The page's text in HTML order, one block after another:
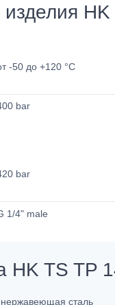
HK
-50 до +120 °C
bar
bar
1/4" male
HK TS TP
нержавеющая сталь